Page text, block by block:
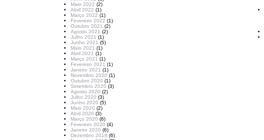
Maio 2022 (2)
Abril 2022 (1)
Março 2022 (1)
Fevereiro 2022 (1)
Outubro 2021 (2)
Agosto 2021 (2)
Julho 2021 (1)
Junho 2021 (5)
Maio 2021 (1)
Abril 2021 (1)
Março 2021 (1)
Fevereiro 2021 (1)
Janeiro 2021 (1)
Novembro 2020 (1)
Outubro 2020 (1)
Setembro 2020 (3)
Agosto 2020 (2)
Julho 2020 (3)
Junho 2020 (5)
Maio 2020 (2)
Abril 2020 (3)
Março 2020 (6)
Fevereiro 2020 (4)
Janeiro 2020 (6)
Dezembro 2019 (6)